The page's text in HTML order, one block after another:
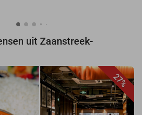
uit Zaanstreek-
27%